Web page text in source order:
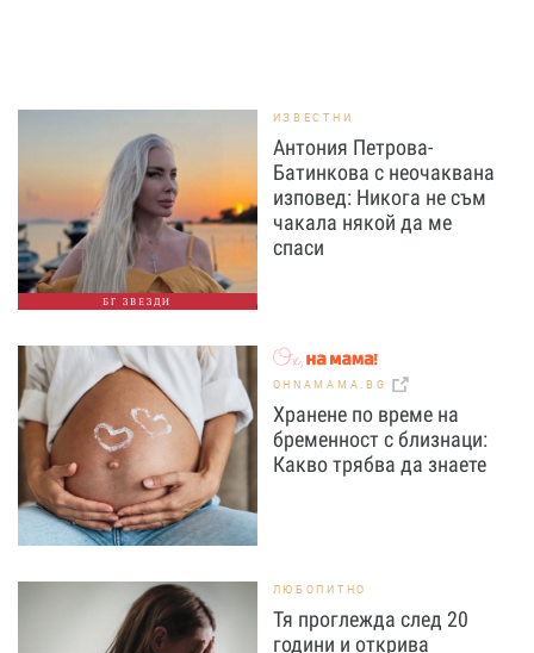
БГ ЗВЕЗДИ
ИЗВЕСТНИ
Антония Петрова-
Батинкова с неочаквана
изповед: Никога не съм
чакала някой да ме
спаси
OHNAMAMA.BG
Хранене по време на
бременност с близнаци:
Какво трябва да знаете
ЛЮБОПИТНО
Тя проглежда след 20
години и открива